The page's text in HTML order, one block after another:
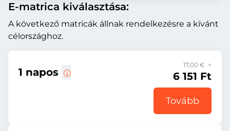
E-matrica kiválasztása:
A következő matricák állnak rendelkezésre a kívánt
célországhoz.
1 napos
17,00 € =
6 151 Ft
Tovább